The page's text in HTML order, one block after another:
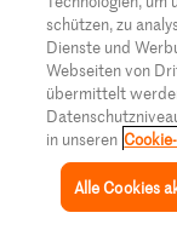
Inspiration
Backen
Rezepte für
Alle
Migusto Login
Migusto
Wettbewerbe
Mediadaten
Impressum
Rechtliche
Datenschutz
Über die Migros
Filialen
Cumulus
Migros-Magazin
© 2026 Migros-
schützen, zu
Dienste und
Webseiten von
übermittelt
in unseren
Alle Cookies